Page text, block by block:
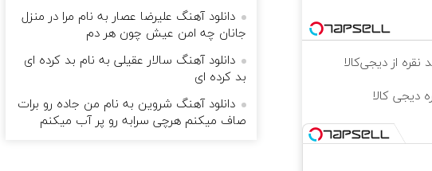
از دیجی‌کالا
دیجی کالا
دانلود آهنگ علیرضا عصار به نام مرا در منزل
جانان چه امن عیش چون هر دم
دانلود آهنگ سالار عقیلی به نام بد کرده ای
بد کرده ای
دانلود آهنگ شروین به نام من جاده رو برات
صاف میکنم هرچی سرابه رو پر آب میکنم